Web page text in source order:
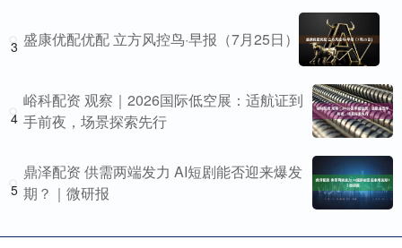
3 盛康优配优配 立方风控鸟·早报（7月25日）
4
峪科配资 观察｜2026国际低空展：适航证到
手前夜，场景探索先行
5
鼎泽配资 供需两端发力 AI短剧能否迎来爆发
期？｜微研报